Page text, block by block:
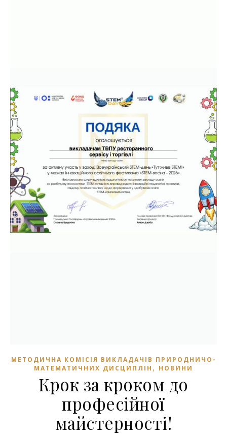
МЕТОДИЧНА КОМІСІЯ ВИКЛАДАЧІВ ПРИРОДНИЧО-
МАТЕМАТИЧНИХ ДИСЦИПЛІН , НОВИНИ
Крок за кроком до
професійної
майстерності!